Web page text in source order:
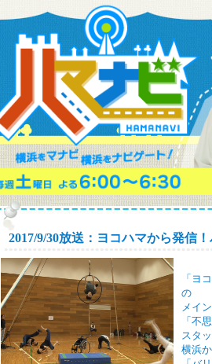
2017/9/30放送：ヨコハマから発信
「ヨ
の
メイ
「不
スタ
横浜